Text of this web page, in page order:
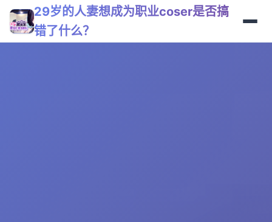
29岁的人妻想成为职业coser是否搞
错了什么？